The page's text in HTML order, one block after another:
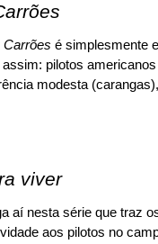
Carrões é simplesmente
pilotos
modesta
viver
aí nesta série que traz
aos pilotos no